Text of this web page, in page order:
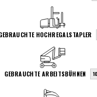
HOCHREGALSTAPLER
GEBRAUCHTE ARBEITSBÜHNEN